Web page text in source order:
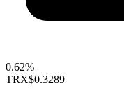
0.62%
TRX$0.3289